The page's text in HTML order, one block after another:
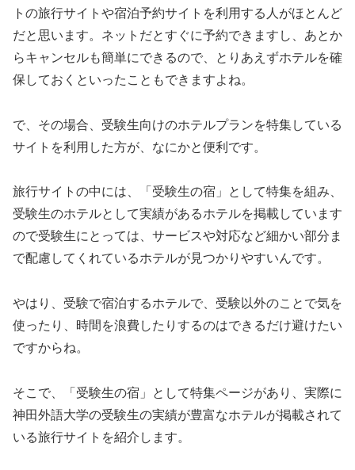
トの旅行サイトや宿泊予約サイトを利用する人がほとんど
だと思います。ネットだとすぐに予約できますし、あとか
らキャンセルも簡単にできるので、とりあえずホテルを確
保しておくといったこともできますよね。
で、その場合、受験生向けのホテルプランを特集している
サイトを利用した方が、なにかと便利です。
旅行サイトの中には、「受験生の宿」として特集を組み、
受験生のホテルとして実績があるホテルを掲載しています
ので受験生にとっては、サービスや対応など細かい部分ま
で配慮してくれているホテルが見つかりやすいんです。
やはり、受験で宿泊するホテルで、受験以外のことで気を
使ったり、時間を浪費したりするのはできるだけ避けたい
ですからね。
そこで、「受験生の宿」として特集ページがあり、実際に
神田外語大学の受験生の実績が豊富なホテルが掲載されて
いる旅行サイトを紹介します。